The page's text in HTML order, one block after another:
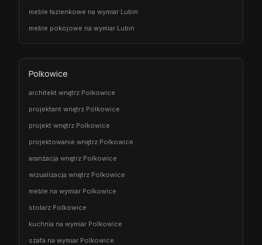
meble łazienkowe na wymiar Lubin
meble pokojowe na wymiar Lubin
Polkowice
architekt wnętrz Polkowice
projektant wnętrz Polkowice
projekt wnętrz Polkowice
projektowanie wnętrz Polkowice
aranżacja wnętrz Polkowice
wizualizacja wnętrz Polkowice
meble na wymiar Polkowice
stolarz Polkowice
kuchnia na wymiar Polkowice
szafa na wymiar Polkowice